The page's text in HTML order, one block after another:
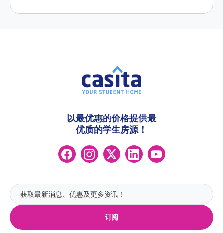
订阅
以最优惠的价格提供最
优质的学生房源！